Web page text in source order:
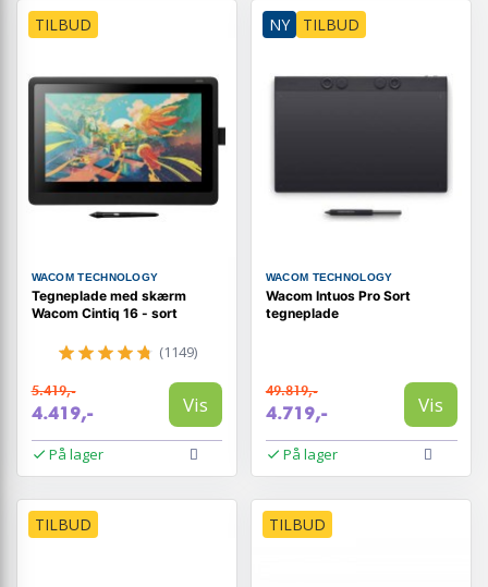
TILBUD
WACOM TECHNOLOGY
Tegneplade med skærm
Wacom Cintiq 16 - sort
(1149)
5.419,-
4.419,- Vis
På lager
NY TILBUD
WACOM TECHNOLOGY
Wacom Intuos Pro Sort
tegneplade
49.819,-
4.719,- Vis
På lager
TILBUD TILBUD